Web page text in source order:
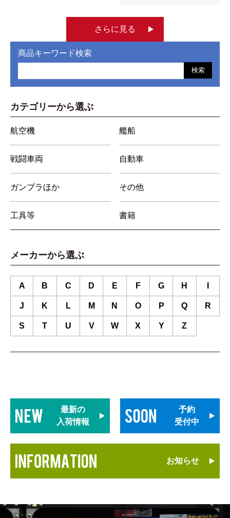
さらに見る
商品キーワード検索
検索
カテゴリーから選ぶ
航空機 艦船
戦闘車両 自動車
ガンプラほか その他
工具等 書籍
メーカーから選ぶ
A B C D E F G H
J K L M N O P Q R
S T U V W X Y Z
最新の
入荷情報
予約
受付中
お知らせ